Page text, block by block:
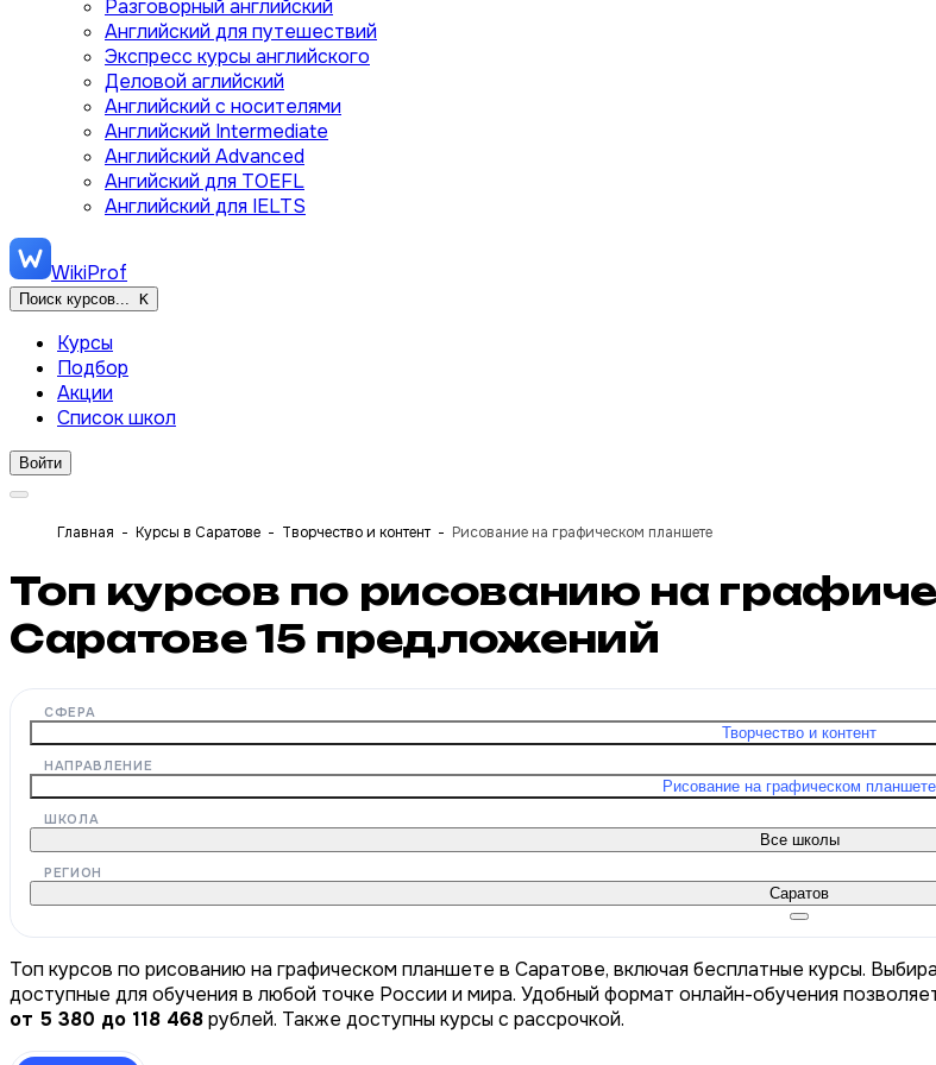
Разговорный английский
Английский для путешествий
Экспресс курсы английского
Деловой аглийский
Английский с носителями
Английский Intermediate
Английский Advanced
Ангийский для TOEFL
Английский для IELTS
WikiProf
Поиск курсов... K
Курсы
Подбор
Акции
Список школ
Войти
Главная Курсы в Саратове Творчество и контент Рисование на графическом планшете
Топ курсов по рисованию на
Саратове15 предложений
СФЕРА
Творчество и контент
НАПРАВЛЕНИЕ
Рисование на графическом планшете
ШКОЛА
Все школы
РЕГИОН
Саратов
Топ курсов по рисованию на графическом планшете в Саратове, включая бесплатные курсы.
доступные для обучения в любой точке России и мира. Удобный формат онлайн-обучения
от 5 380 до 118 468рублей. Также доступны курсы с рассрочкой.